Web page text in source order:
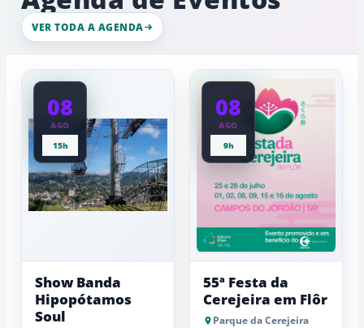
intenso
nesta
quinta-
feira
a
VER TODA A AGENDA
08
AGO
15h
Show Banda
Hipopótamos
Soul
08
AGO
9h
55ª Festa da
Cerejeira em Flôr
Parque da Cerejeira